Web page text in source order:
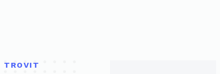
TROVIT